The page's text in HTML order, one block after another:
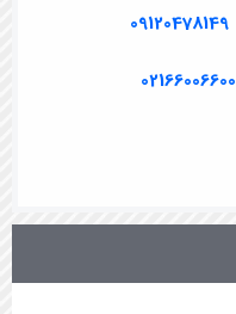
09120478149
02166006600